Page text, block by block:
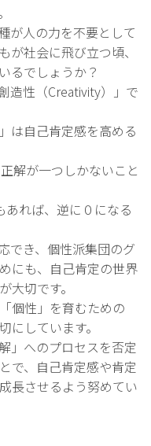
が人の力を不要として
が社会に飛び立つ頃、
るでしょうか？
造性（Creativity）」で
は自己肯定感を高める
解が一つしかないこと
あれば、逆に０になる
でき、個性派集団のグ
にも、自己肯定の世界
大切です。
個性」を育むための
にしています。
」へのプロセスを否定
で、自己肯定感や肯定
長させるよう努めてい